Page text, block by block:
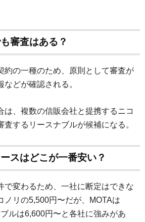
審査はある？
約の一種のため、原則として審査が
どが確認される。
は、複数の信販会社と提携するニコ
査するリースナブルが候補になる。
スはどこが一番安い？
で変わるため、一社に断定はできな
ノリの5,500円〜だが、MOTAは
ルは6,600円〜と各社に強みがあ